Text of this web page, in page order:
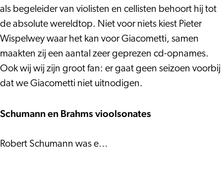
als begeleider van violisten en cellisten behoort hij tot
de absolute wereldtop. Niet voor niets kiest Pieter
Wispelwey waar het kan voor Giacometti, samen
maakten zij een aantal zeer geprezen cd-opnames.
Ook wij wij zijn groot fan: er gaat geen seizoen voorbij
dat we Giacometti niet uitnodigen.
Schumann en Brahms vioolsonates
Robert Schumann was e…